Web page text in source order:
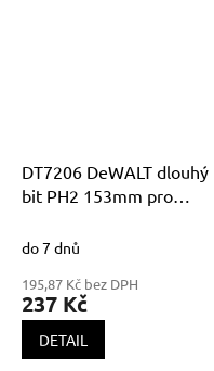
DT7206 DeWALT dlouhý
bit PH2 153mm pro
do 7 dnů
195,87 Kč bez DPH
237 Kč
DETAIL